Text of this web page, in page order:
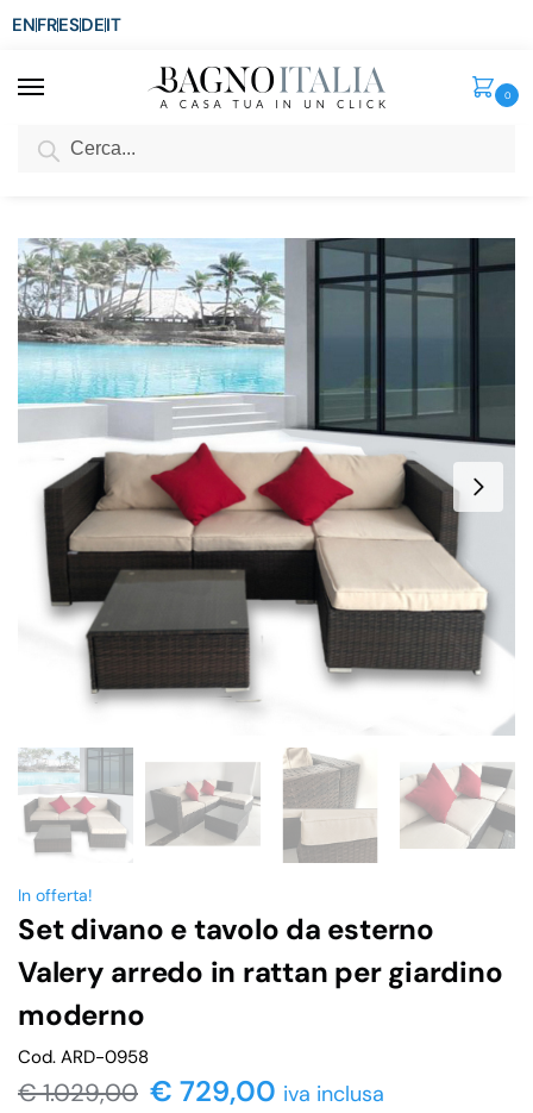
ENFRESDEIT
0
SCONTO del 3%
In offerta!
Set divano e tavolo da esterno
Valery arredo in rattan per giardino
moderno
Cod. ARD-0958
€1.029,00 € 729,00 iva inclusa